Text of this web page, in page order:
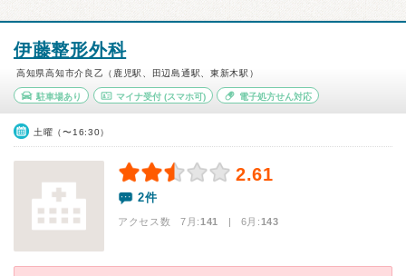
伊藤整形外科
高知県高知市介良乙（鹿児駅、田辺島通駅、東新木駅）
駐車場あり マイナ受付(スマホ可) 電子処方せん対応
土曜（〜16:30）
2.61
2件
アクセス数 7月:141 | 6月:143